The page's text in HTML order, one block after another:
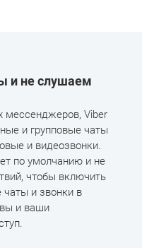
и не слушаем
мессенджеров, Viber
и групповые чаты
и видеозвонки.
по умолчанию и не
чтобы включить
и звонки в
вы и ваши